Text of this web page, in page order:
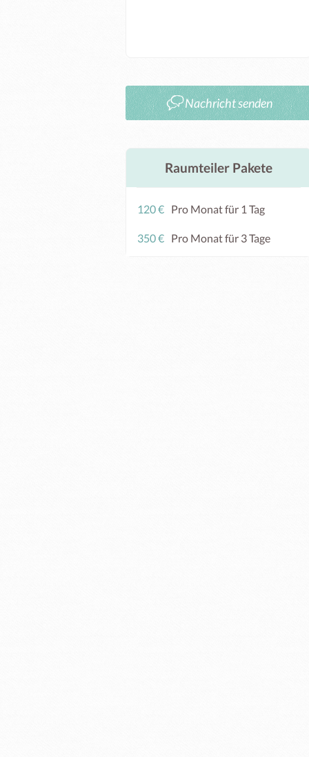
Nachricht senden
Raumteiler Pakete
120 € Pro Monat für 1 Tag
350 € Pro Monat für 3 Tage